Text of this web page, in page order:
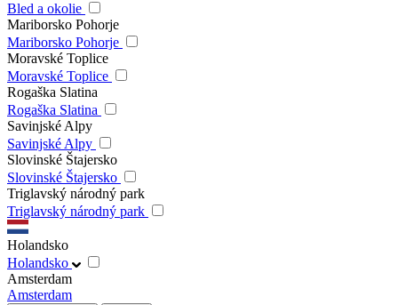
Bled a okolie
Mariborsko Pohorje
Mariborsko Pohorje
Moravské Toplice
Moravské Toplice
Rogaška Slatina
Rogaška Slatina
Savinjské Alpy
Savinjské Alpy
Slovinské Štajersko
Slovinské Štajersko
Triglavský národný park
Triglavský národný park
Holandsko
Holandsko
Amsterdam
Amsterdam